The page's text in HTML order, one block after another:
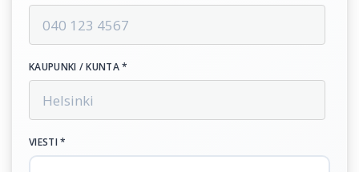
KAUPUNKI / KUNTA *
VIESTI *